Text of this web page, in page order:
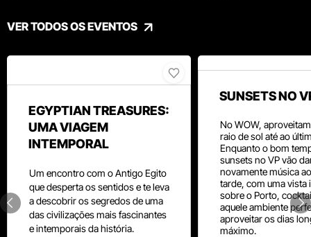
VER TODOS OS EVENTOS
EGYPTIAN TREASURES:
UMA VIAGEM
INTEMPORAL
Um encontro com oAntigo Egito
que desperta os sentidos e te leva
a descobrir os segredos de uma
das civilizações mais fascinantes
e intemporais da história.
SUNSETS NO
No WOW,
raio de sol até ao
Enquanto o bom
sunsets no VP vão
novamente música
tarde, com uma vista
sobre o Porto,
aquele ambiente
aproveitar os dias
máximo.